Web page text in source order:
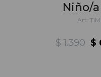
Niño/
$
$ 1.390